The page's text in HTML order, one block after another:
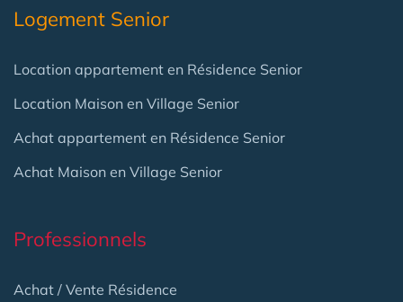
Logement Senior
Location appartement en Résidence Senior
Location Maison en Village Senior
Achat appartement en Résidence Senior
Achat Maison en Village Senior
Professionnels
Achat / Vente Résidence